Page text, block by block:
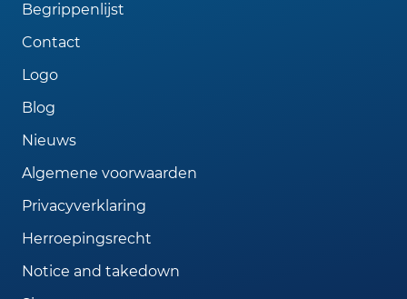
Begrippenlijst
Contact
Logo
Blog
Nieuws
Algemene voorwaarden
Privacyverklaring
Herroepingsrecht
Notice and takedown